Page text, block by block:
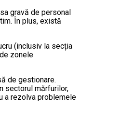
gravă de personal
În plus, există
(inclusiv la secția
zonele
de gestionare.
sectorul mărfurilor,
a rezolva problemele